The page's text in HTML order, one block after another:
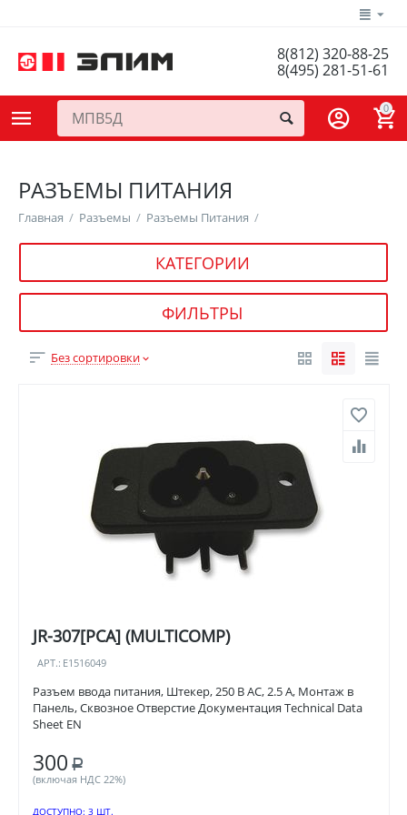
8(812) 320-88-25
8(495) 281-51-61
0
РАЗЪЕМЫ ПИТАНИЯ
Главная / Разъемы / Разъемы Питания /
КАТЕГОРИИ
ФИЛЬТРЫ
Без сортировки
JR-307[PCA] (MULTICOMP)
АРТ.: E1516049
Разъем ввода питания, Штекер, 250 В AC, 2.5 А, Монтаж в
Панель, Сквозное Отверстие Документация Technical Data
Sheet EN
300 Р
(включая НДС 22%)
ДОСТУПНО: 3 ШТ.